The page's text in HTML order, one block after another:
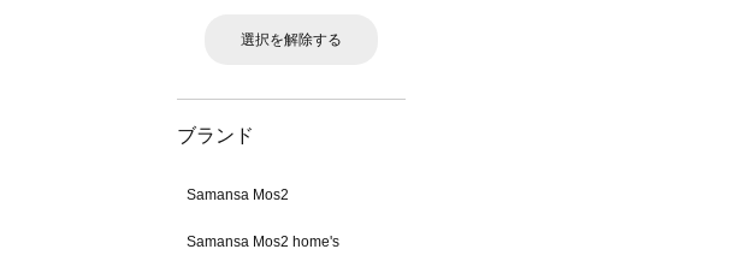
選択を解除する
ブランド
Samansa Mos2
Samansa Mos2 home's